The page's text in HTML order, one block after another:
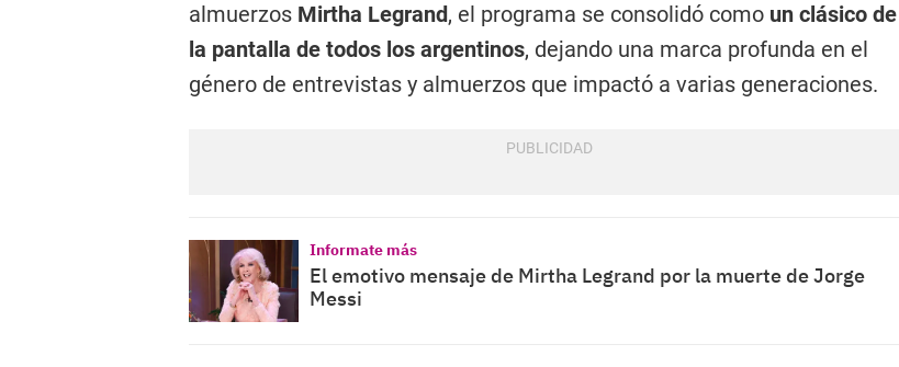
almuerzos Mirtha Legrand, el programa se consolidó como un clásico de
la pantalla de todos los argentinos, dejando una marca profunda en el
género de entrevistas y almuerzos que impactó a varias generaciones.
Informate más
El emotivo mensaje de Mirtha Legrand por la muerte de Jorge
Messi